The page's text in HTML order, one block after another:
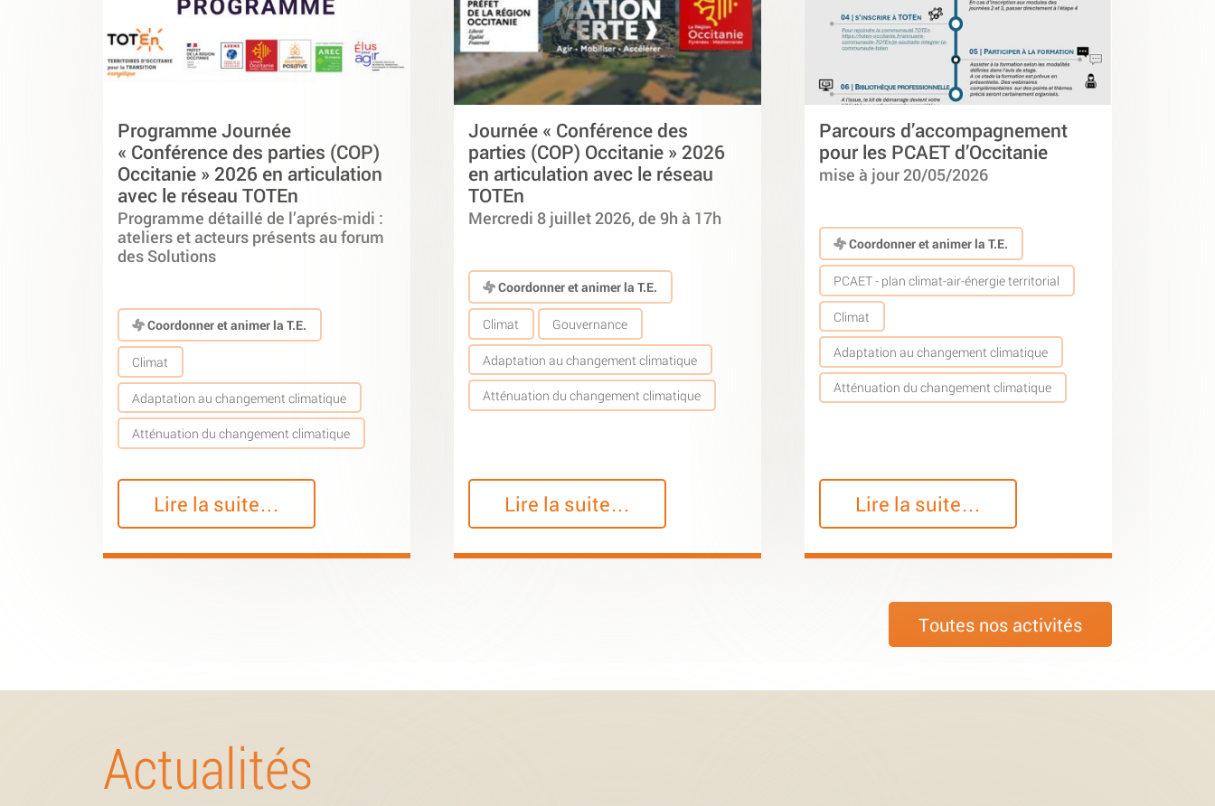
Programme Journée
« Conférence des parties (COP)
Occitanie » 2026 en articulation
avec le réseau TOTEn
Programme détaillé de l’aprés-midi :
ateliers et acteurs présents au forum
des Solutions
Coordonner et animer la T.E.
Climat
Adaptation au changement climatique
Atténuation du changement climatique
Lire la suite…
Journée « Conférence des
parties (COP) Occitanie » 2026
en articulation avec le réseau
TOTEn
Mercredi 8 juillet 2026, de 9h à 17h
Coordonner et animer la T.E.
Climat Gouvernance
Adaptation au changement climatique
Atténuation du changement climatique
Lire la suite…
Parcours d’accompagnement
pour les PCAET d’Occitanie
mise à jour 20/05/2026
Coordonner et animer la T.E.
PCAET - plan climat-air-énergie territorial
Climat
Adaptation au changement climatique
Atténuation du changement climatique
Lire la suite…
Toutes nos activités
Actualités